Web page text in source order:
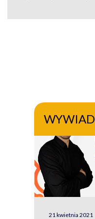
WYWIAD
21 kwietnia 2021